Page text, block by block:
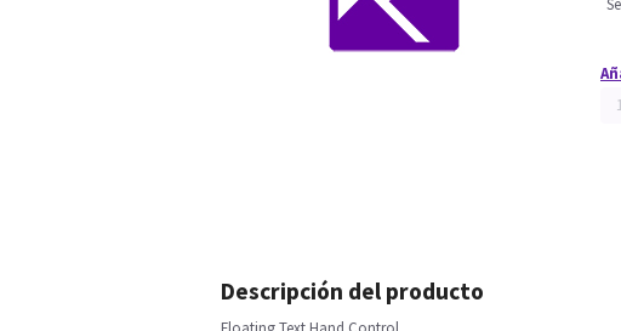
Descripción del producto